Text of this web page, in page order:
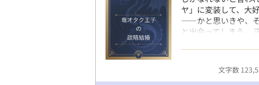
ヤ」に変装して、大
――かと思いきや、
と出会ってしまう。
ちに、皇子は自分の
めて…。 すれ違いな
寄りドラゴンファン
す！ ストーリー上
文字数